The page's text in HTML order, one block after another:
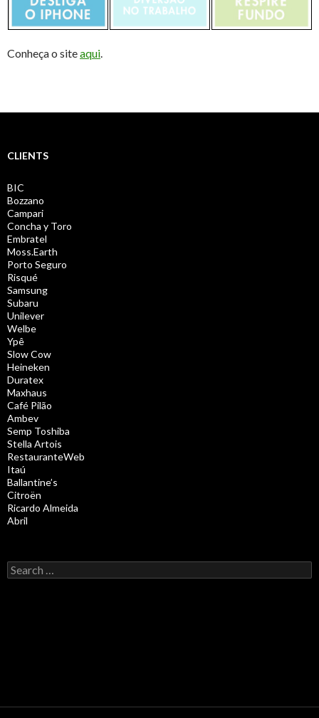
Conheça o siteaqui.
CLIENTS
BIC
Bozzano
Campari
Concha y Toro
Embratel
Moss.Earth
Porto Seguro
Risqué
Samsung
Subaru
Unilever
Welbe
Ypê
Slow Cow
Heineken
Duratex
Maxhaus
Café Pilão
Ambev
Semp Toshiba
Stella Artois
RestauranteWeb
Itaú
Ballantine’s
Citroën
Ricardo Almeida
Abril
Search for: